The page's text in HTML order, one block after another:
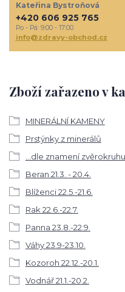
Zboží zařazeno v
MINERÁLNÍ KAMENY
Prstýnky z minerálů
...dle znamení zvěrokruhu
Beran 21.3. - 20.4.
Blíženci 22.5.-21.6.
Rak 22.6.-22.7.
Panna 23.8.-22.9.
Váhy 23.9-23.10.
Kozoroh 22.12.-20.1.
Vodnář 21.1.-20.2.
Kateřina Bystroňová
+420 606 925 765
Po - Pá: 9:00 - 17:00
info@zdravy-obchod.cz